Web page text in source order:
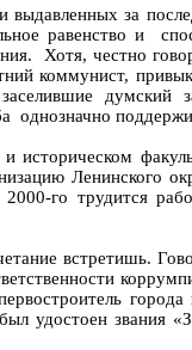
за
равенство и
Хотя, честно
коммунист,
думский
однозначно
Ленинского
2000-го трудится
встретишь.
удостоен звания